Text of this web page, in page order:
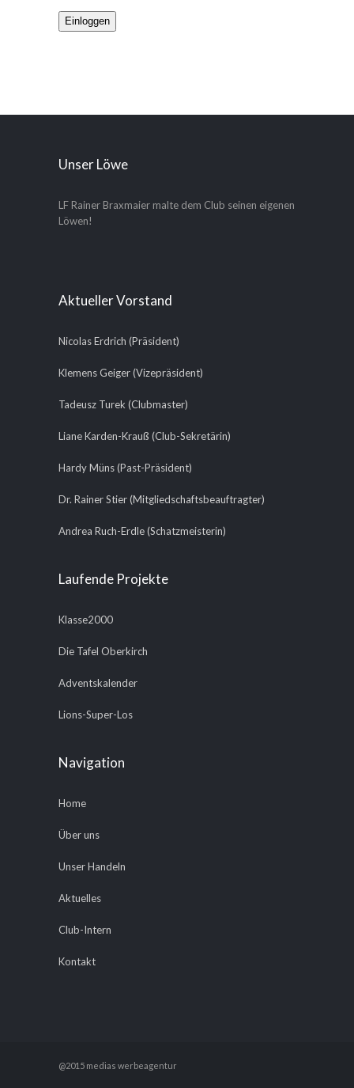
Unser Löwe
LF Rainer Braxmaier malte dem Club seinen eigenen
Löwen!
Aktueller Vorstand
Nicolas Erdrich (Präsident)
Klemens Geiger (Vizepräsident)
Tadeusz Turek (Clubmaster)
Liane Karden-Krauß (Club-Sekretärin)
Hardy Müns (Past-Präsident)
Dr. Rainer Stier (Mitgliedschaftsbeauftragter)
Andrea Ruch-Erdle (Schatzmeisterin)
Laufende Projekte
Klasse2000
Die Tafel Oberkirch
Adventskalender
Lions-Super-Los
Navigation
Home
Über uns
Unser Handeln
Aktuelles
Club-Intern
Kontakt
@2015 medias werbeagentur